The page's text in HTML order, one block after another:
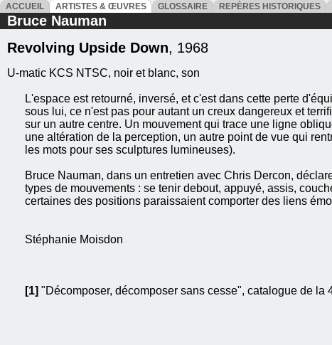
ACCUEIL ARTISTES & ŒUVRES GLOSSAIRE REPÈRES HISTORIQUES
Bruce Nauman